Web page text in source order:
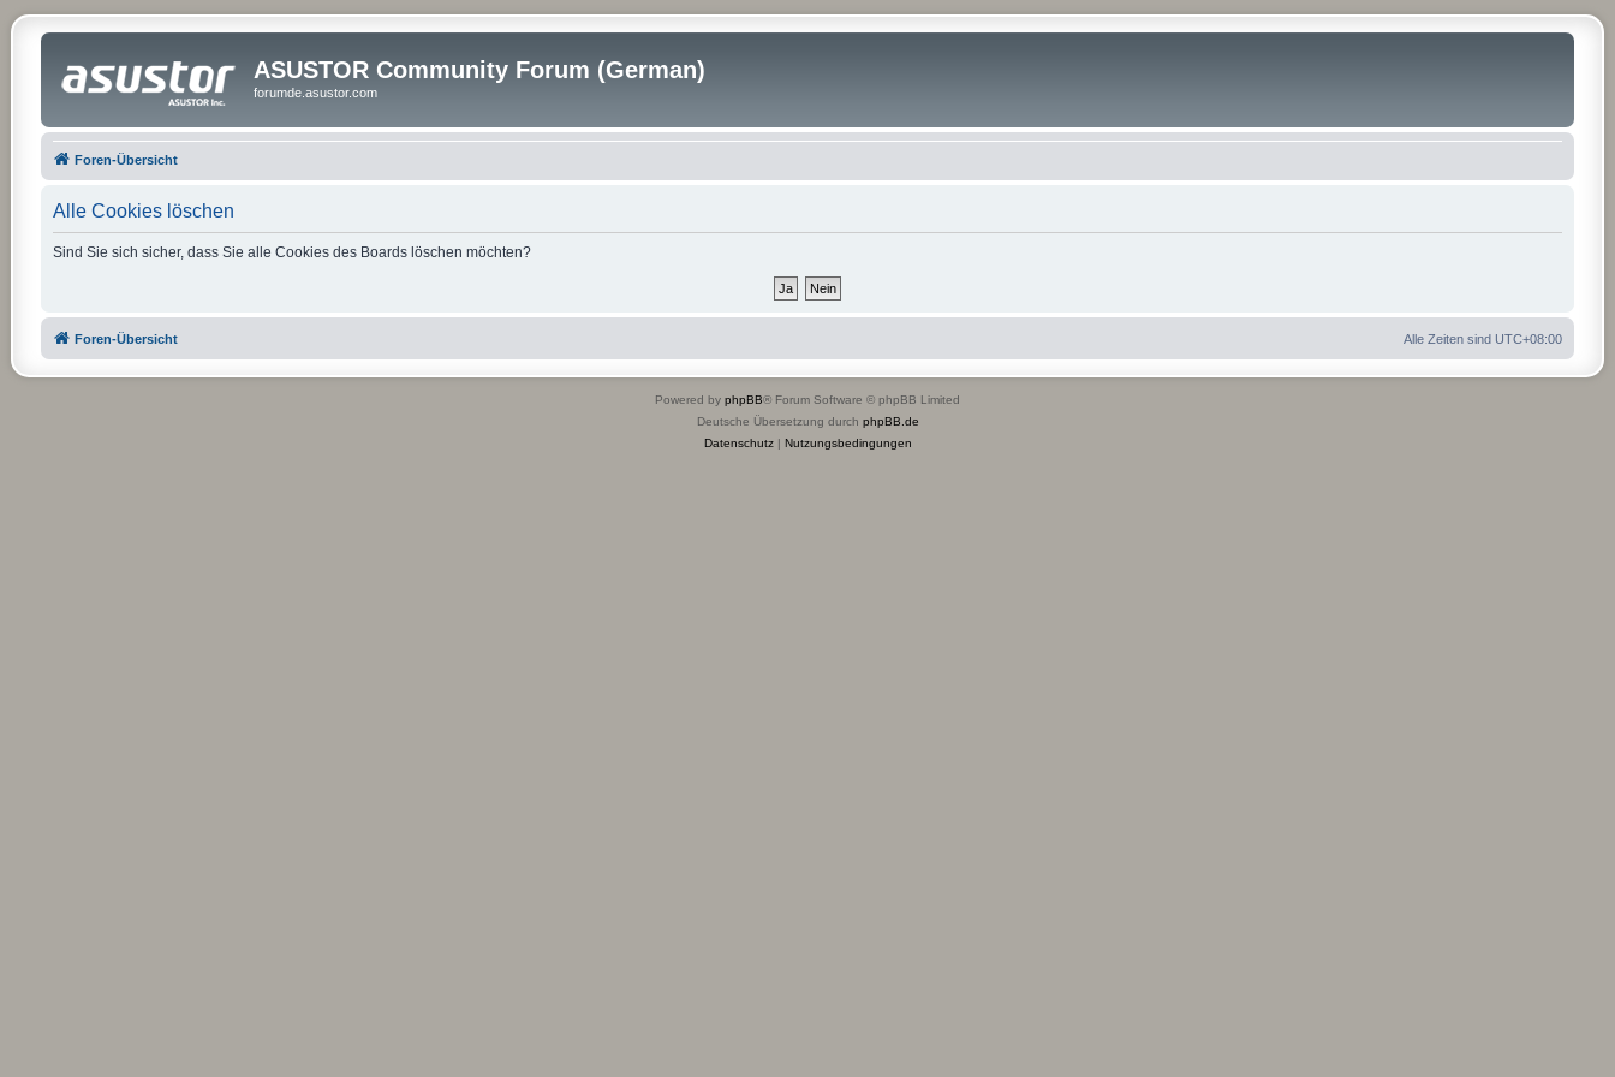
ASUSTOR Community Forum (German)
forumde.asustor.com
Foren-Übersicht
Alle Cookies löschen
Sind Sie sich sicher, dass Sie alle Cookies des Boards löschen möchten?
Foren-Übersicht Alle Zeiten sind UTC+08:00
Powered by phpBB® Forum Software © phpBB Limited
Deutsche Übersetzung durch phpBB.de
Datenschutz| Nutzungsbedingungen